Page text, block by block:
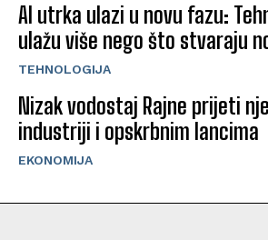
AI utrka ulazi u novu fazu:
ulažu više nego što stvaraju
TEHNOLOGIJA
Nizak vodostaj Rajne prijeti
industriji i opskrbnim lancima
EKONOMIJA